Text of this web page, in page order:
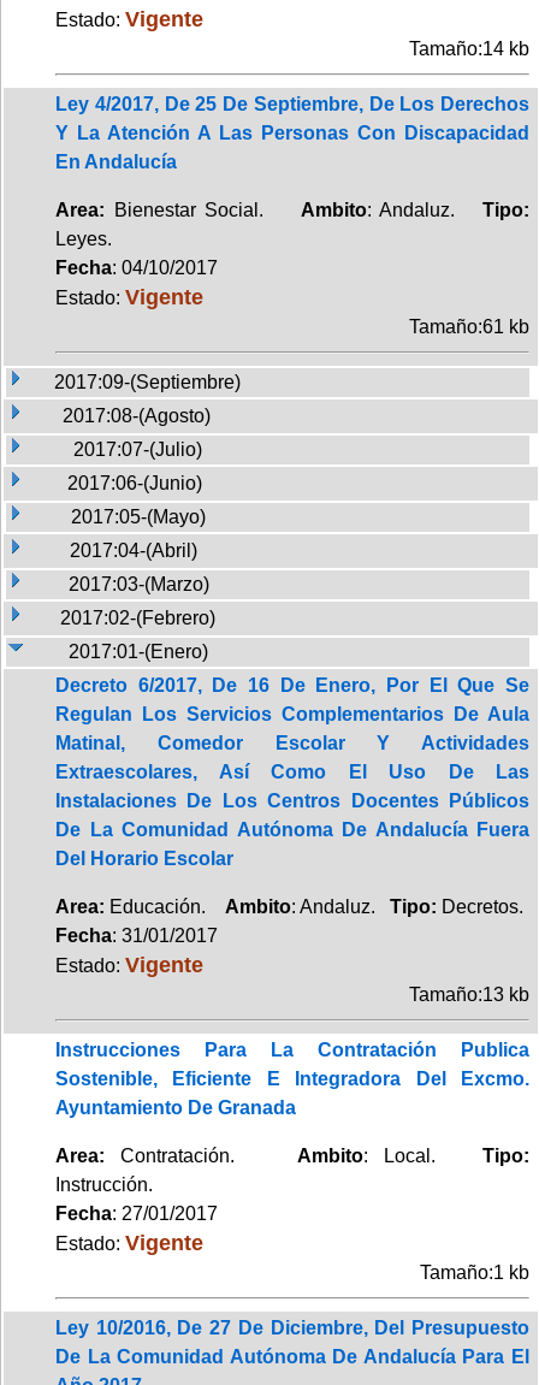
Estado: Vigente
Tamaño:14 kb
Ley 4/2017, De 25 De Septiembre, De Los Derechos
Y La Atención A Las Personas Con Discapacidad
En Andalucía
Area: Bienestar Social. Ambito: Andaluz.Tipo:
Leyes.
Fecha: 04/10/2017
Estado: Vigente
Tamaño:61 kb
2017:09-(Septiembre)
2017:08-(Agosto)
2017:07-(Julio)
2017:06-(Junio)
2017:05-(Mayo)
2017:04-(Abril)
2017:03-(Marzo)
2017:02-(Febrero)
2017:01-(Enero)
Decreto 6/2017, De 16 De Enero, Por El Que Se
Regulan Los Servicios Complementarios De Aula
Matinal, Comedor Escolar Y Actividades
Extraescolares, Así Como El Uso De Las
Instalaciones De Los Centros Docentes Públicos
De La Comunidad Autónoma De Andalucía Fuera
Del Horario Escolar
Area: Educación. Ambito: Andaluz. Tipo: Decretos.
Fecha: 31/01/2017
Estado: Vigente
Tamaño:13 kb
Instrucciones Para La Contratación Publica
Sostenible, Eficiente E Integradora Del Excmo.
Ayuntamiento De Granada
Area: Contratación. Ambito: Local. Tipo:
Instrucción.
Fecha: 27/01/2017
Estado: Vigente
Tamaño:1 kb
Ley 10/2016, De 27 De Diciembre, Del Presupuesto
De La Comunidad Autónoma De Andalucía Para El